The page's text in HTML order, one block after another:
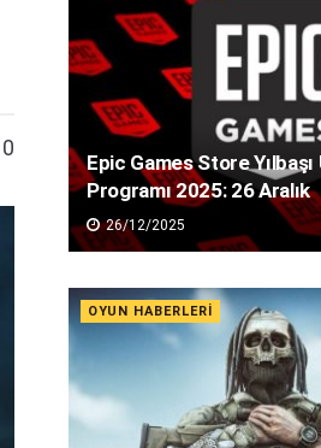
0
Epic Games Store
Programı 2025: 26 Aralık
26/12/2025
OYUN HABERLERI